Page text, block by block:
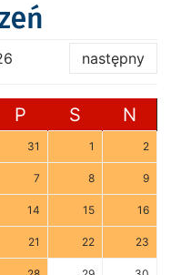
następny
P S N
31 1 2
7 8 9
14 15 16
21 22 23